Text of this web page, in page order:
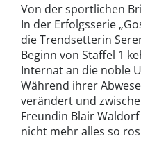
Von der sportlichen
In der Erfolgsserie
die Trendsetterin
Beginn von Staffel 1
Internat an die noble
Während ihrer
verändert und
Freundin Blair
nicht mehr alles so